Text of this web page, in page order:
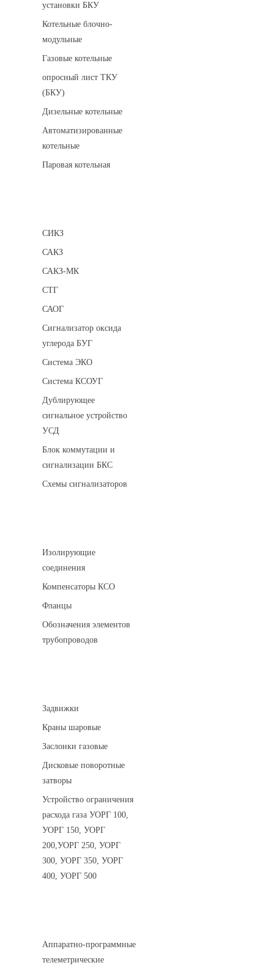
установки БКУ
Котельные блочно-
модульные
Газовые котельные
опросный лист ТКУ
(БКУ)
Дизельные котельные
Автоматизированные
котельные
Паровая котельная
СИКЗ
САКЗ
САКЗ-МК
СТГ
САОГ
Сигнализатор оксида
углерода БУГ
Система ЭКО
Система КСОУГ
Дублирующее
сигнальное устройство
УСД
Блок коммутации и
сигнализации БКС
Схемы сигнализаторов
Изолирующие
соединения
Компенсаторы КСО
Фланцы
Обозначения элементов
трубопроводов
Задвижки
Краны шаровые
Заслонки газовые
Дисковые поворотные
затворы
Устройство ограничения
расхода газа УОРГ 100,
УОРГ 150, УОРГ
200,УОРГ 250, УОРГ
300, УОРГ 350, УОРГ
400, УОРГ 500
Аппаратно-программные
телеметрические